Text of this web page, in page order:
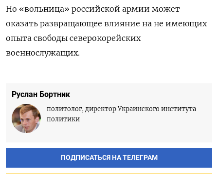
Но «вольница» российской армии может
оказать развращающее влияние на не имеющих
опыта свободы северокорейских
военнослужащих.
Руслан Бортник
политолог, директор Украинского института
политики
ПОДПИСАТЬСЯ НА ТЕЛЕГРАМ